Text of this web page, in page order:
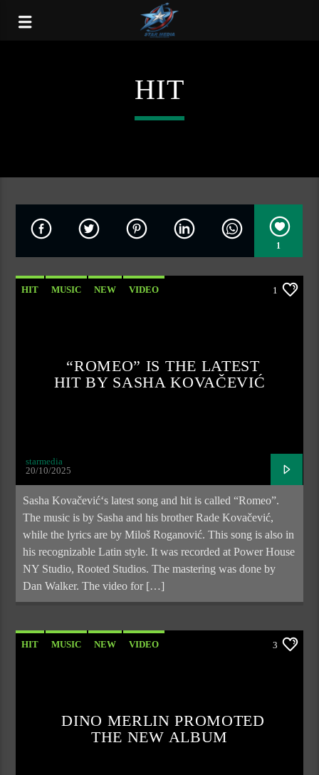
HIT
1
HIT MUSIC NEW VIDEO 1
“ROMEO” IS THE LATEST
HIT BY SASHA KOVAČEVIĆ
starmedia
20/10/2025
Sasha Kovačević‘s latest song and hit is called “Romeo”.
The music is by Sasha and his brother Rade Kovačević,
while the lyrics are by Miloš Roganović. This song is also in
his recognizable Latin style. It was recorded at Power House
NY Studio, Rooted Studios. The mastering was done by
Dan Walker. The video for […]
HIT MUSIC NEW VIDEO 3
DINO MERLIN PROMOTED
THE NEW ALBUM